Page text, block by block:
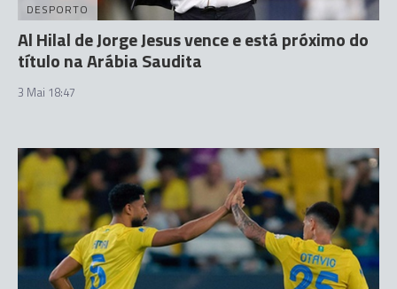
DESPORTO
Al Hilal de Jorge Jesus vence e está próximo do
título na Arábia Saudita
3 Mai 18:47